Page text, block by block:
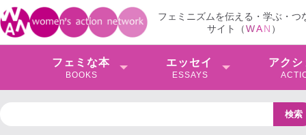
フェミニズムを伝える・学ぶ・つ
サイト（WAN ）
フェミな本
BOOKS
エッセイ
ESSAYS
アクシ